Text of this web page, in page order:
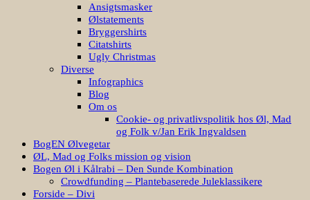
Ansigtsmasker
Ølstatements
Bryggershirts
Citatshirts
Ugly Christmas
Diverse
Infographics
Blog
Om os
Cookie- og privatlivspolitik hos Øl, Mad
og Folk v/Jan Erik Ingvaldsen
BogEN Ølvegetar
ØL, Mad og Folks mission og vision
Bogen Øl i Kålrabi – Den Sunde Kombination
Crowdfunding – Plantebaserede Juleklassikere
Forside – Divi